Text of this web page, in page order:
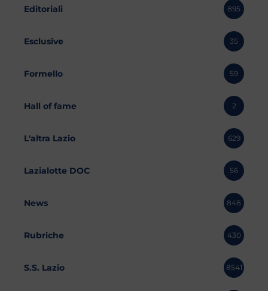
Editoriali 895
Esclusive 35
Formello 59
Hall of fame 2
L'altra Lazio 629
Lazialotte DOC 56
News 848
Rubriche 430
S.S. Lazio 8541